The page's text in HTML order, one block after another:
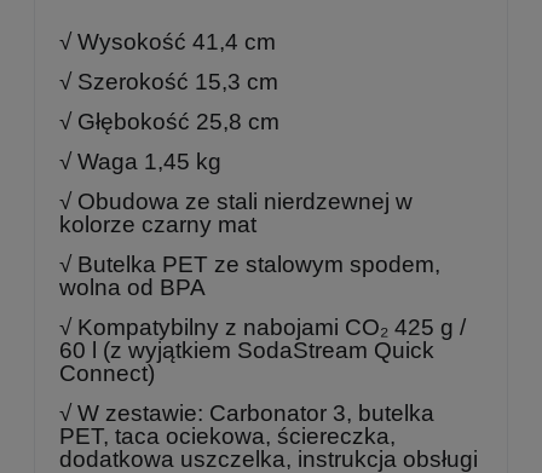
√ Wysokość 41,4 cm
√ Szerokość 15,3 cm
√ Głębokość 25,8 cm
√ Waga 1,45 kg
√ Obudowa ze stali nierdzewnej w
kolorze czarny mat
√ Butelka PET ze stalowym spodem,
wolna od BPA
√ Kompatybilny z nabojami CO₂ 425 g /
60 l (z wyjątkiem SodaStream Quick
Connect)
√ W zestawie: Carbonator 3, butelka
PET, taca ociekowa, ściereczka,
dodatkowa uszczelka, instrukcja obsługi